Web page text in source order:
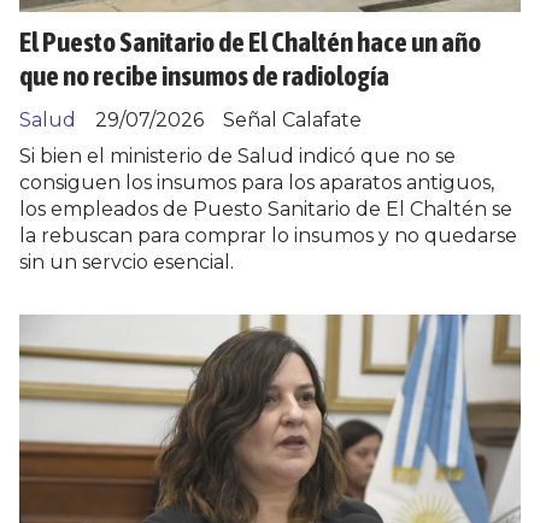
El Puesto Sanitario de El Chaltén hace un año
que no recibe insumos de radiología
Señal Calafate
Salud
29/07/2026
Si bien el ministerio de Salud indicó que no se
consiguen los insumos para los aparatos antiguos,
los empleados de Puesto Sanitario de El Chaltén se
la rebuscan para comprar lo insumos y no quedarse
sin un servcio esencial.